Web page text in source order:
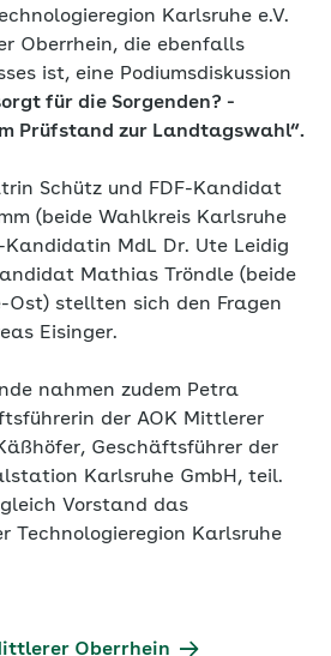
Karlsruhe e.V.
Oberrhein, die ebenfalls
ist, eine Podiumsdiskussion
für die Sorgenden? -
Prüfstand zur Landtagswahl“.
Schütz und FDF-Kandidat
(beide Wahlkreis Karlsruhe
Kandidatin MdL Dr. Ute Leidig
Mathias Tröndle (beide
Ost) stellten sich den Fragen
Eisinger.
nahmen zudem Petra
der AOK Mittlerer
Geschäftsführer der
Karlsruhe GmbH, teil.
Vorstand das
Technologieregion Karlsruhe
Oberrhein